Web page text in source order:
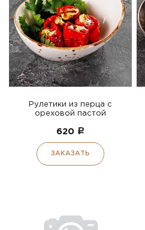
Рулетики из перца с
ореховой пастой
620 a
ЗАКАЗАТЬ